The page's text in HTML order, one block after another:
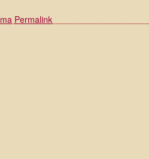
Permalink